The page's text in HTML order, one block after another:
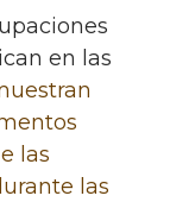
en las
las
las